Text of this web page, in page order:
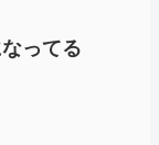
ってる